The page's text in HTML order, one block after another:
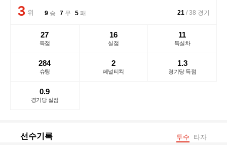
3 위 승
9 무
7 패
5
득점
27
실점
16
득실차
11
슈팅
284
페널티킥
2
경기당 득점
1.3
경기당 실점
0.9
21 / 38 경기
선수기록 투수 타자